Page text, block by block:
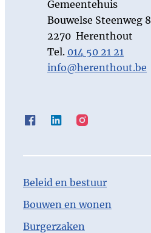
Gemeentehuis
Bouwelse Steenweg 8
,
2270 Herenthout
014 50 21 21
E-mailinfo@herenthout.be
FacebookLinkedInInstagram
Beleid en bestuur
Bouwen en wonen
Burgerzaken